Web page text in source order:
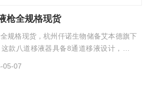
枪全规格现货
规格现货，杭州仟诺生物储备艾本德旗下
款八道移液器具备8通道移液设计，能够
05-07